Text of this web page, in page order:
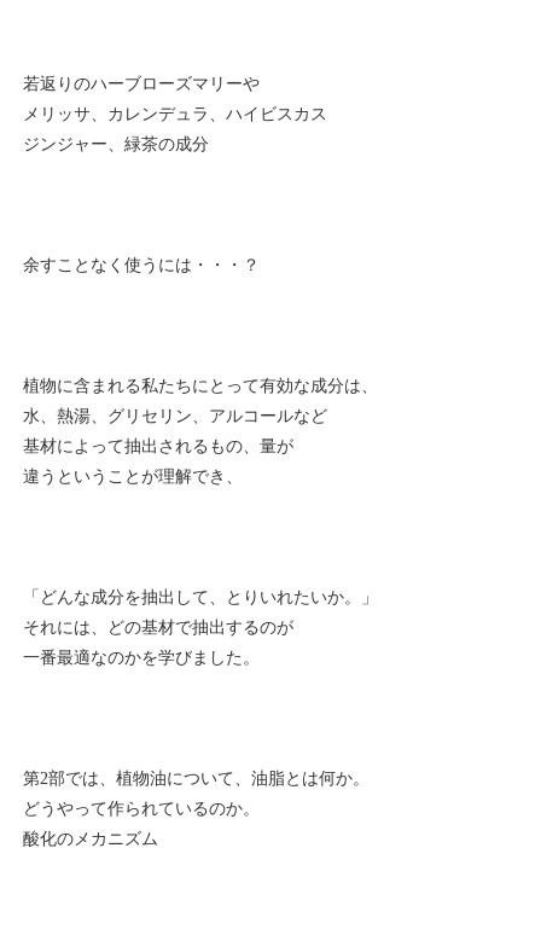
若返りのハーブローズマリーや
メリッサ、カレンデュラ、ハイビスカス
ジンジャー、緑茶の成分
余すことなく使うには・・・？
植物に含まれる私たちにとって有効な成分は、
水、熱湯、グリセリン、アルコールなど
基材によって抽出されるもの、量が
違うということが理解でき、
「どんな成分を抽出して、とりいれたいか。」
それには、どの基材で抽出するのが
一番最適なのかを学びました。
第2部では、植物油について、油脂とは何か。
どうやって作られているのか。
酸化のメカニズム